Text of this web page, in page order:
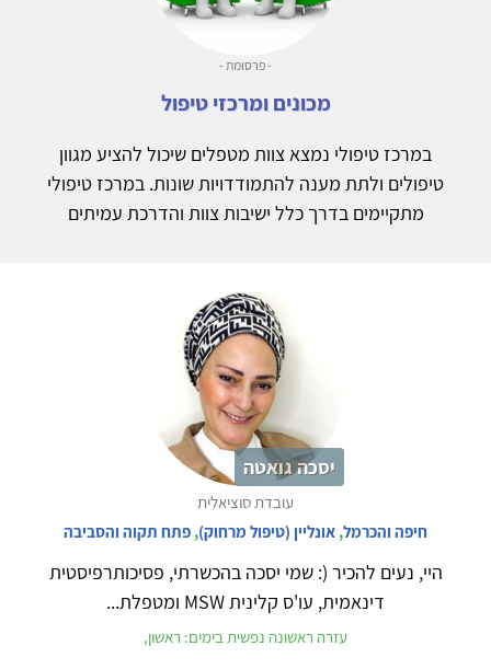
- פרסומת -
מכונים ומרכזי טיפול
במרכז טיפולי נמצא צוות מטפלים שיכול להציע מגוון
טיפולים ולתת מענה להתמודדויות שונות. במרכז טיפולי
מתקיימים בדרך כלל ישיבות צוות והדרכת עמיתים
יסכה גואטה
עובדת סוציאלית
חיפה והכרמל, אונליין (טיפול מרחוק), פתח תקוה והסביבה
היי, נעים להכיר (: שמי יסכה בהכשרתי, פסיכותרפיסטית
דינאמית, עו'ס קלינית MSW ומטפלת...
עזרה ראשונה נפשית בימים: ראשון,